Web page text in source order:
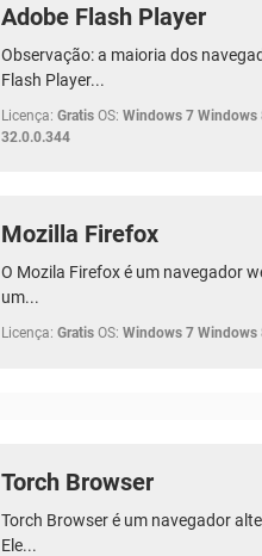
Adobe Flash Player
Observação: a maioria dos
Flash Player...
Licença: Gratis OS: Windows 7 Windows
32.0.0.344
Mozilla Firefox
O Mozila Firefox é um navegador
um...
Licença: Gratis OS: Windows 7 Windows
Torch Browser
Torch Browser é um navegador
Ele...